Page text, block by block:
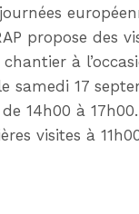
propose des
à
samedi 17
14h00 à
visites à